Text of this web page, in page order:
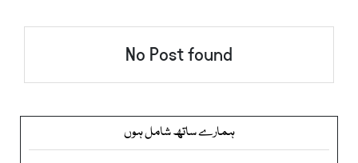
No Post found
ہمارے ساتھ شامل ہوں